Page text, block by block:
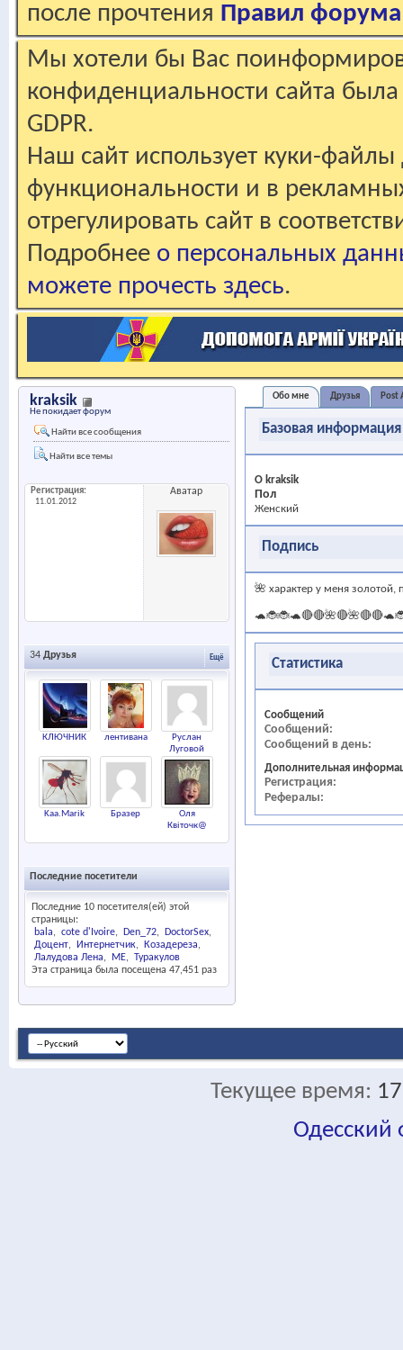
после прочтения Правил форума
Мы хотели бы Вас
конфиденциальности сайта
GDPR.
Наш сайт использует куки-файлы
функциональности и в
отрегулировать сайт в
Подробнее о персональных
можете прочесть здесь.
kraksik
Не покидает форум
Найти все сообщения
Найти все темы
Регистрация
11.01.2012
Аватар
Ещё
34 Друзья
КЛЮЧНИК лентивана
Руслан
Луговой
Kaa.Marik Бразер
Оля
Квіточк@
Последние посетители
Последние 10 посетителя(ей) этой
страницы:
bala
cote d'Ivoire Den_72
DoctorSex
Доцент
Интернетчик
Козадереза
Лалудова Лена
МЕ
Туракулов
Эта страница была посещена 47,451 раз
Обо мне Друзья Post
Базовая информация
О kraksik
Пол
Женский
Подпись
🌺 характер у меня
Статистика
Сообщений
Сообщений
Сообщений в день
Дополнительная
Регистрация
Рефералы
Текущее время:
Одесский